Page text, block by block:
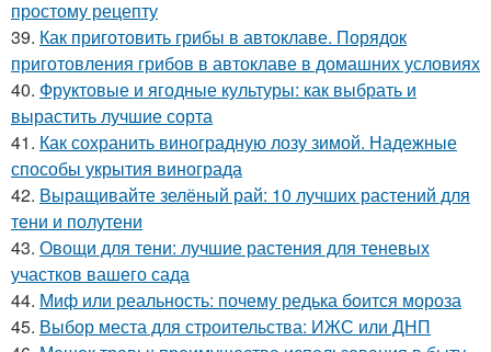
простому рецепту
39. Как приготовить грибы в автоклаве. Порядок
приготовления грибов в автоклаве в домашних условиях
40. Фруктовые и ягодные культуры: как выбрать и
вырастить лучшие сорта
41. Как сохранить виноградную лозу зимой. Надежные
способы укрытия винограда
42. Выращивайте зелёный рай: 10 лучших растений для
тени и полутени
43. Овощи для тени: лучшие растения для теневых
участков вашего сада
44. Миф или реальность: почему редька боится мороза
45. Выбор места для строительства: ИЖС или ДНП